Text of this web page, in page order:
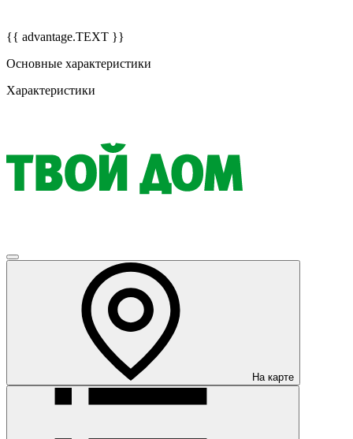
{{ advantage.TEXT }}
Основные характеристики
Характеристики
На карте